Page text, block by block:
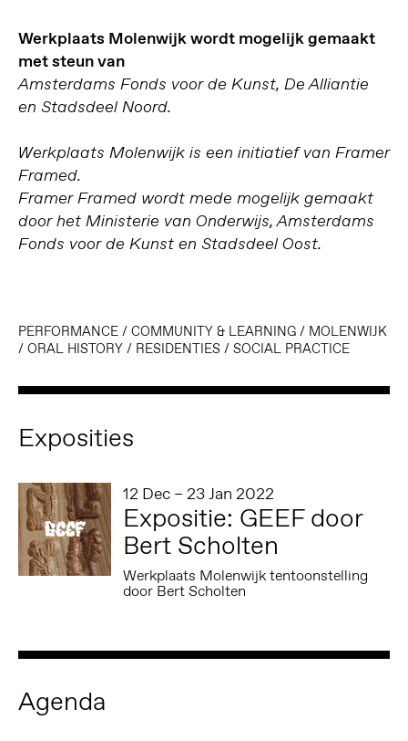
Werkplaats Molenwijk wordt mogelijk gemaakt
met steun van
Amsterdams Fonds voor de Kunst, De Alliantie
en Stadsdeel Noord.
Werkplaats Molenwijk is een initiatief van Framer
Framed.
Framer Framed wordt mede mogelijk gemaakt
door het Ministerie van Onderwijs, Amsterdams
Fonds voor de Kunst en Stadsdeel Oost.
PERFORMANCE/ COMMUNITY & LEARNING/ MOLENWIJK
/ ORAL HISTORY/ RESIDENTIES / SOCIAL PRACTICE
Exposities
12 Dec – 23 Jan 2022
Expositie: GEEF door
Bert Scholten
Werkplaats Molenwijk tentoonstelling
door Bert Scholten
Agenda